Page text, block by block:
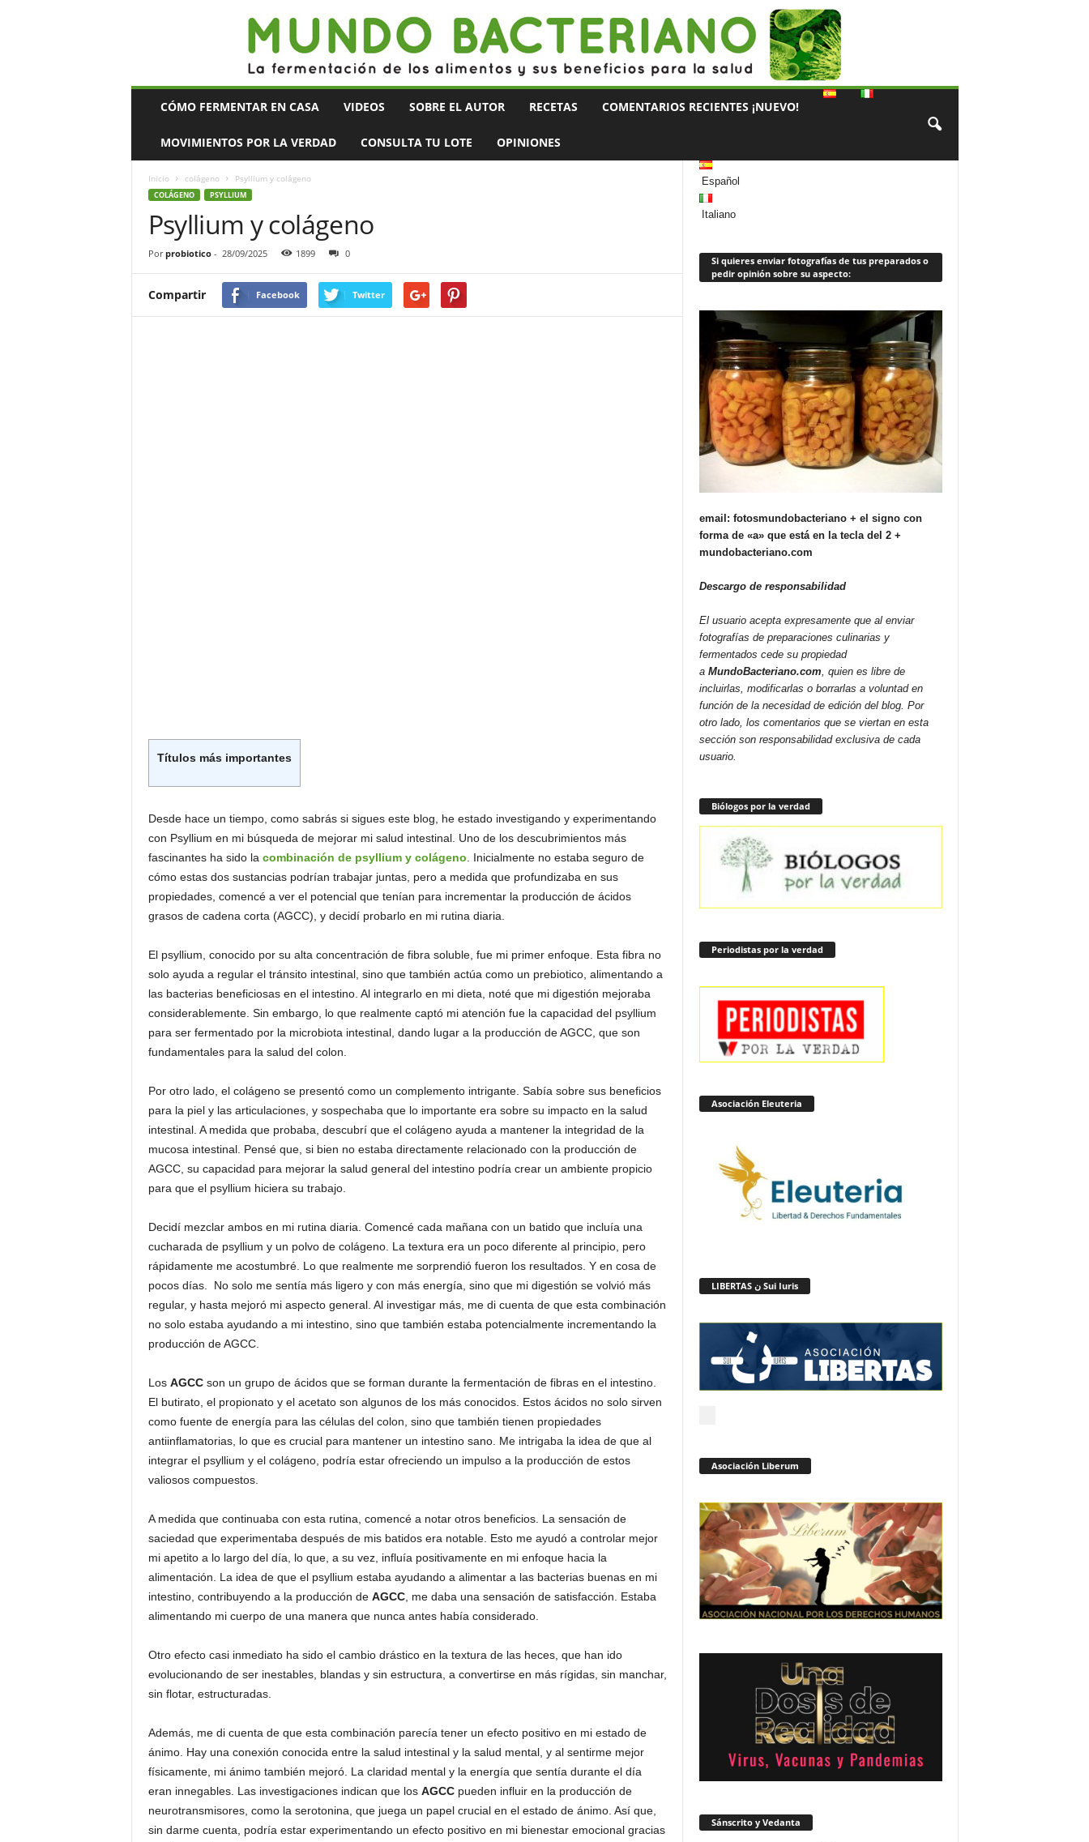
BacterianoCÓMO FERMENTAR EN CASA VIDEOS SOBRE EL AUTOR RECETAS COMENTARIOS RECIENTES ¡NUEVO!
MOVIMIENTOS POR LA VERDAD CONSULTA TU LOTE OPINIONES
Inicio colágeno Psyllium y colágeno
COLÁGENO PSYLLIUM
Psyllium y colágeno
Por probiotico- 28/09/2025 1899 0
Compartir Facebook Twitter
Títulos más importantes
Desde hace un tiempo, como sabrás si sigues este blog, he estado investigando y experimentando
con Psyllium en mi búsqueda de mejorar mi salud intestinal. Uno de los descubrimientos más
fascinantes ha sido la combinación de psyllium y colágeno . Inicialmente no estaba seguro de
cómo estas dos sustancias podrían trabajar juntas, pero a medida que profundizaba en sus
propiedades, comencé a ver el potencial que tenían para incrementar la producción de ácidos
grasos de cadena corta (AGCC), y decidí probarlo en mi rutina diaria.
El psyllium, conocido por su alta concentración de fibra soluble, fue mi primer enfoque. Esta fibra no
solo ayuda a regular el tránsito intestinal, sino que también actúa como un prebiotico, alimentando a
las bacterias beneficiosas en el intestino. Al integrarlo en mi dieta, noté que mi digestión mejoraba
considerablemente. Sin embargo, lo que realmente captó mi atención fue la capacidad del psyllium
para ser fermentado por la microbiota intestinal, dando lugar a la producción de AGCC, que son
fundamentales para la salud del colon.
Por otro lado, el colágeno se presentó como un complemento intrigante. Sabía sobre sus beneficios
para la piel y las articulaciones, y sospechaba que lo importante era sobre su impacto en la salud
intestinal. A medida que probaba, descubrí que el colágeno ayuda a mantener la integridad de la
mucosa intestinal. Pensé que, si bien no estaba directamente relacionado con la producción de
AGCC, su capacidad para mejorar la salud general del intestino podría crear un ambiente propicio
para que el psyllium hiciera su trabajo.
Decidí mezclar ambos en mi rutina diaria. Comencé cada mañana con un batido que incluía una
cucharada de psyllium y un polvo de colágeno. La textura era un poco diferente al principio, pero
rápidamente me acostumbré. Lo que realmente me sorprendió fueron los resultados. Y en cosa de
pocos días. No solo me sentía más ligero y con más energía, sino que mi digestión se volvió más
regular, y hasta mejoró mi aspecto general. Al investigar más, me di cuenta de que esta combinación
no solo estaba ayudando a mi intestino, sino que también estaba potencialmente incrementando la
producción de AGCC.
Los AGCCson un grupo de ácidos que se forman durante la fermentación de fibras en el intestino.
El butirato, el propionato y el acetato son algunos de los más conocidos. Estos ácidos no solo sirven
como fuente de energía para las células del colon, sino que también tienen propiedades
antiinflamatorias, lo que es crucial para mantener un intestino sano. Me intrigaba la idea de que al
integrar el psyllium y el colágeno, podría estar ofreciendo un impulso a la producción de estos
valiosos compuestos.
A medida que continuaba con esta rutina, comencé a notar otros beneficios. La sensación de
saciedad que experimentaba después de mis batidos era notable. Esto me ayudó a controlar mejor
mi apetito a lo largo del día, lo que, a su vez, influía positivamente en mi enfoque hacia la
alimentación. La idea de que el psyllium estaba ayudando a alimentar a las bacterias buenas en mi
intestino, contribuyendo a la producción de AGCC, me daba una sensación de satisfacción. Estaba
alimentando mi cuerpo de una manera que nunca antes había considerado.
Otro efecto casi inmediato ha sido el cambio drástico en la textura de las heces, que han ido
evolucionando de ser inestables, blandas y sin estructura, a convertirse en más rígidas, sin manchar,
sin flotar, estructuradas.
Además, me di cuenta de que esta combinación parecía tener un efecto positivo en mi estado de
ánimo. Hay una conexión conocida entre la salud intestinal y la salud mental, y al sentirme mejor
físicamente, mi ánimo también mejoró. La claridad mental y la energía que sentía durante el día
eran innegables. Las investigaciones indican que los AGCCpueden influir en la producción de
neurotransmisores, como la serotonina, que juega un papel crucial en el estado de ánimo. Así que,
sin darme cuenta, podría estar experimentando un efecto positivo en mi bienestar emocional gracias
Español
Italiano
Si quieres enviar fotografías de tus preparados o
pedir opinión sobre su aspecto:
email: fotosmundobacteriano + el signo con
forma de «a» que está en la tecla del 2 +
mundobacteriano.com
Descargo de responsabilidad
El usuario acepta expresamente que al enviar
fotografías de preparaciones culinarias y
fermentados cede su propiedad
a MundoBacteriano.com, quien es libre de
incluirlas, modificarlas o borrarlas a voluntad en
función de la necesidad de edición del blog. Por
otro lado, los comentarios que se viertan en esta
sección son responsabilidad exclusiva de cada
usuario.
Biólogos por la verdad
Periodistas por la verdad
Asociación Eleuteria
LIBERTAS ن Sui Iuris
Asociación Liberum
Sánscrito y Vedanta